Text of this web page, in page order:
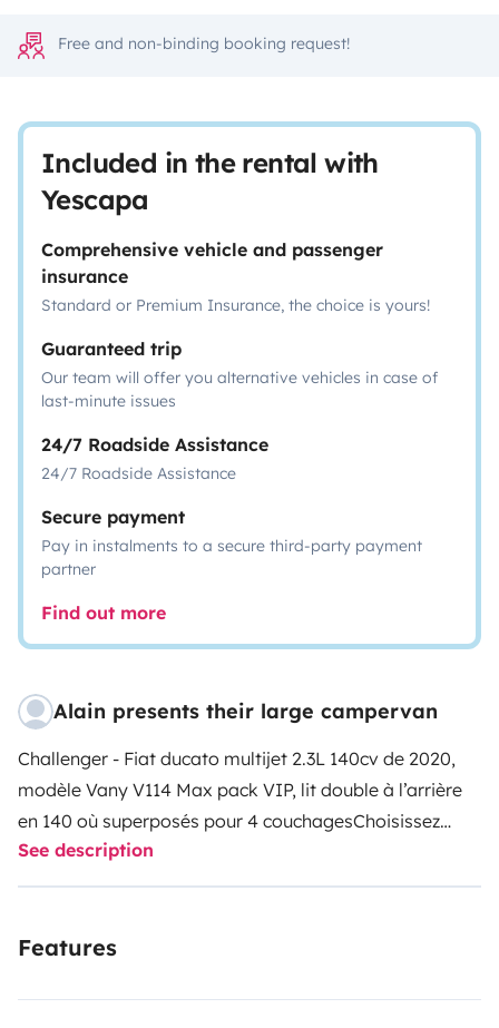
Free and non-binding booking request!
Included in the rental with
Yescapa
Comprehensive vehicle and passenger
insurance
Standard or Premium Insurance, the choice is yours!
Guaranteed trip
Our team will offer you alternative vehicles in case of
last-minute issues
24/7 Roadside Assistance
24/7 Roadside Assistance
Secure payment
Pay in instalments to a secure third-party payment
partner
Find out more
Alain presents their large campervan
Challenger - Fiat ducato multijet 2.3L 140cv de 2020,
modèle Vany V114 Max pack VIP, lit double à l’arrière
en 140 où superposés pour 4 couchagesChoisissez
votre confort !Le Vany fait partie des fourgons
aménagés haut de gamme. Si tu choisis de voyager
fourgon 4 places comprenant entre autres les
See description
Features